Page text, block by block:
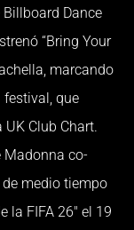
Dance
“Bring Your
marcando
festival, que
Club Chart.
Madonna co-
medio tiempo
la FIFA 26″ el 19